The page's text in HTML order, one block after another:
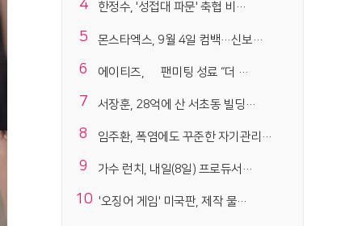
4 한정수, '성접대 파문' 축협 비…
5 몬스타엑스, 9월 4일 컴백…신보…
6 에이티즈, 日 팬미팅 성료 “더 …
7 서장훈, 28억에 산 서초동 빌딩…
8 임주환, 폭염에도 꾸준한 자기관리…
9 가수 런치, 내일(8일) 프로듀서…
10 '오징어 게임' 미국판, 제작 물…